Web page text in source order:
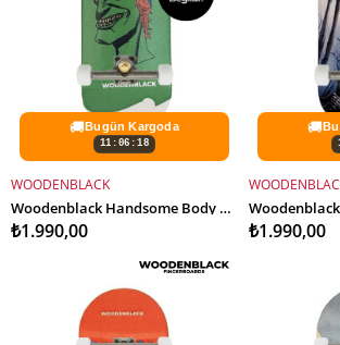
🚚Bugün Kargoda
11:06:16
SEPETE EKLE
WOODENBLACK
Woodenblack Handsome Body Pro Fingerboard Complete
₺1.990,00
🚚
SEPETE
₺1.990,00